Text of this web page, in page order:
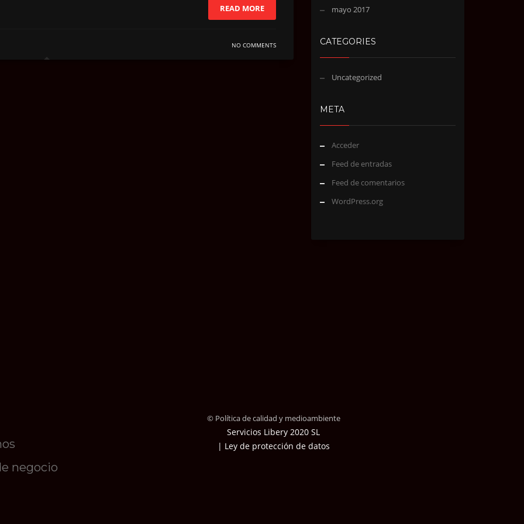
READ MORE
NO COMMENTS
mayo 2017
CATEGORIES
Uncategorized
META
Acceder
Feed de entradas
Feed de comentarios
WordPress.org
negocio
© Política de calidad y medioambiente
Servicios Libery 2020 SL
| Ley de protección de datos